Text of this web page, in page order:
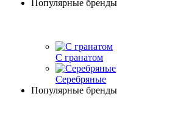
Популярные бренды
С гранатом
Серебряные
Популярные бренды